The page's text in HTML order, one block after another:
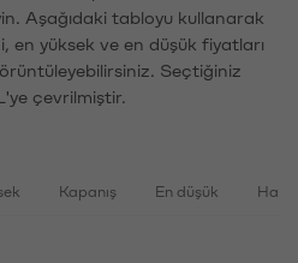
Aşağıdaki tabloyu kullanarak
en yüksek ve en düşük fiyatları
Seçtiğiniz
çevrilmiştir.
Kapanış En düşük